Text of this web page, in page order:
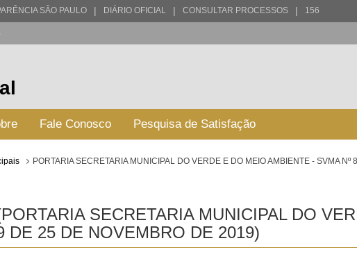
SÃO PAULO | DIÁRIO OFICIAL | CONSULTAR PROCESSOS | 156
Fale Conosco Pesquisa de Satisfação
PORTARIA SECRETARIA MUNICIPAL DO VERDE E DO MEIO AMBIENTE - SVMA
SECRETARIA MUNICIPAL DO
DE 25 DE NOVEMBRO DE 2019)